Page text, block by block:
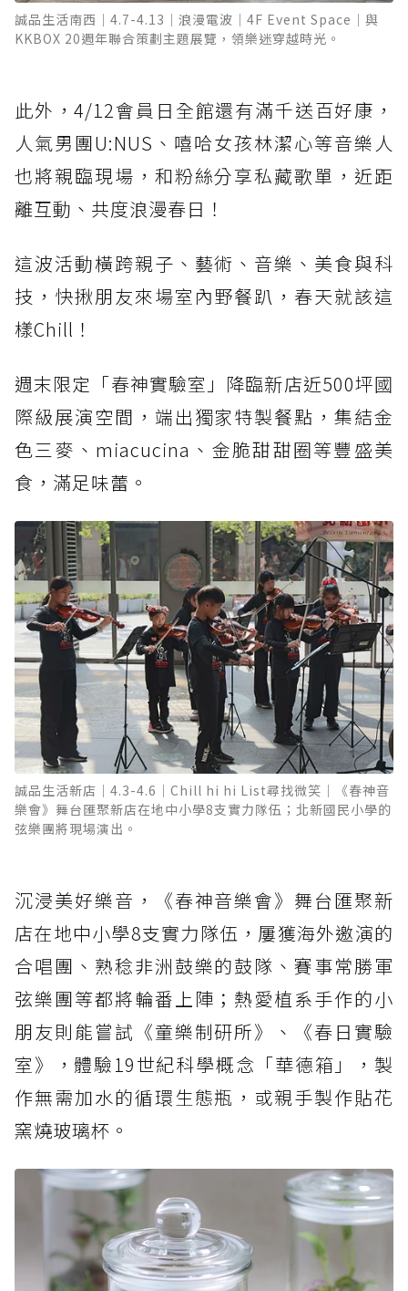
誠品生活南西｜4.7-4.13｜浪漫電波｜4F Event Space｜與
KKBOX 20週年聯合策劃主題展覽，領樂迷穿越時光。
此外，4/12會員日全館還有滿千送百好康，
人氣男團U:NUS、嘻哈女孩林潔心等音樂人
也將親臨現場，和粉絲分享私藏歌單，近距
離互動、共度浪漫春日！
這波活動橫跨親子、藝術、音樂、美食與科
技，快揪朋友來場室內野餐趴，春天就該這
樣Chill！
週末限定「春神實驗室」降臨新店近500坪國
際級展演空間，端出獨家特製餐點，集結金
色三麥、miacucina、金脆甜甜圈等豐盛美
食，滿足味蕾。
誠品生活新店｜4.3-4.6｜Chill hi hi List尋找微笑｜《春神音
樂會》舞台匯聚新店在地中小學8支實力隊伍；北新國民小學的
弦樂團將現場演出。
沉浸美好樂音，《春神音樂會》舞台匯聚新
店在地中小學8支實力隊伍，屢獲海外邀演的
合唱團、熟稔非洲鼓樂的鼓隊、賽事常勝軍
弦樂團等都將輪番上陣；熱愛植系手作的小
朋友則能嘗試《童樂制研所》、《春日實驗
室》，體驗19世紀科學概念「華德箱」，製
作無需加水的循環生態瓶，或親手製作貼花
窯燒玻璃杯。